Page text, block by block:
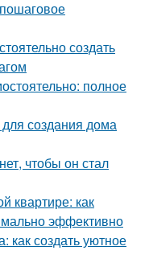
создать
полное
создания дома
чтобы он стал
квартире: как
эффективно
как создать уютное